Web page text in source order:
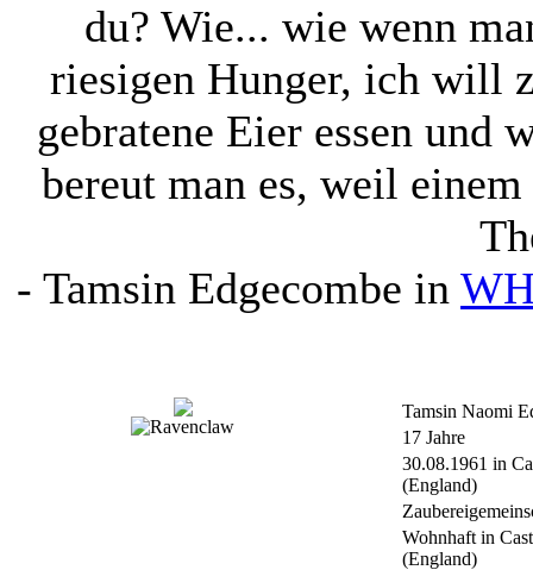
du? Wie... wie wenn
riesigen Hunger, ich will
gebratene Eier essen und
bereut man es, weil
- Tamsin Edgecombe in
Tamsin Naomi
17 Jahre
30.08.1961 in
(England)
Wohnhaft in
(England)